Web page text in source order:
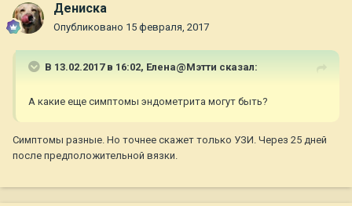
Дениска
Опубликовано 15 февраля, 2017
В 13.02.2017 в 16:02, Елена@Мэтти сказал:
А какие еще симптомы эндометрита могут быть?
Симптомы разные. Но точнее скажет только УЗИ. Через 25 дней
после предположительной вязки.